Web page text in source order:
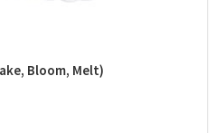
Bloom, Melt)